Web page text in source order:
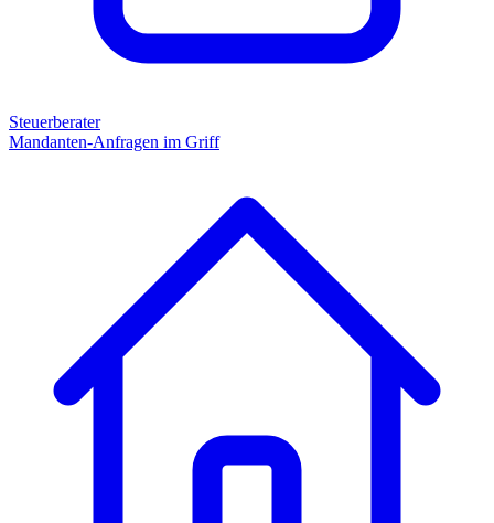
Steuerberater
Mandanten-Anfragen im Griff